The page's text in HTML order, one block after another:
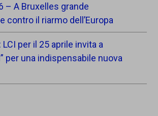
– A Bruxelles grande
contro il riarmo dell’Europa
LCI per il 25 aprile invita a
per una indispensabile nuova